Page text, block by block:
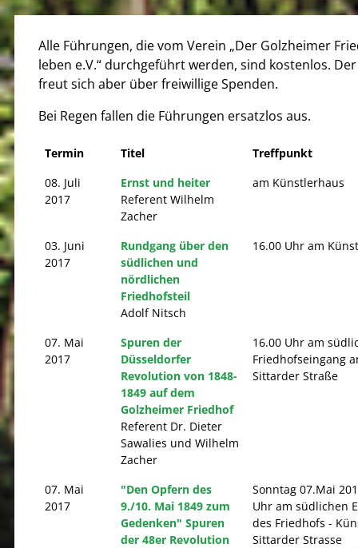
Alle Führungen, die vom Verein „Der Golzheimer
leben e.V.“ durchgeführt werden, sind kostenlos.
freut sich aber über freiwillige Spenden.
Bei Regen fallen die Führungen ersatzlos aus.
Termin Titel
Treffpunkt
08. Juli
2017
Ernst und heiter
Referent Wilhelm
Zacher
am Künstlerhaus
03. Juni
2017
Rundgang über den
südlichen und
nördlichen
Friedhofsteil
Adolf Nitsch
16.00 Uhr am
07. Mai
2017
Spuren der
Düsseldorfer
Revolution von 1848-
1849 auf dem
Golzheimer Friedhof
Referent Dr. Dieter
Sawalies und Wilhelm
Zacher
16.00 Uhr am
Friedhofseingang
Sittarder Straße
07. Mai
2017
"Den Opfern des
9./10. Mai 1849 zum
Gedenken" Spuren
der 48er Revolution
Sonntag 07.Mai
Uhr am südlichen
des Friedhofs -
Sittarder Strasse